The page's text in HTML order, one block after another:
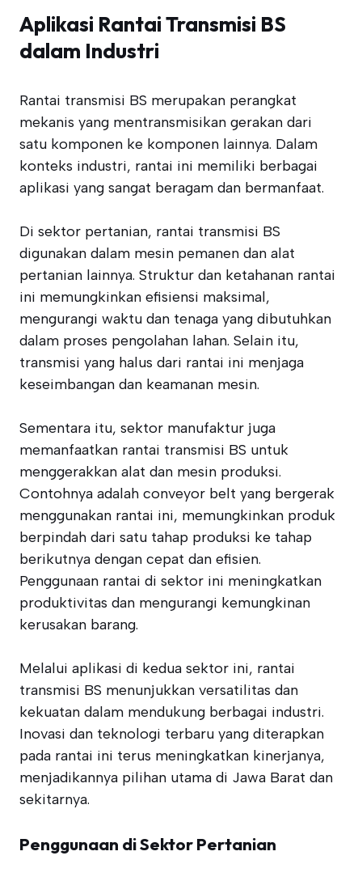
Aplikasi Rantai Transmisi BS
dalam Industri
Rantai transmisi BS merupakan perangkat
mekanis yang mentransmisikan gerakan dari
satu komponen ke komponen lainnya. Dalam
konteks industri, rantai ini memiliki berbagai
aplikasi yang sangat beragam dan bermanfaat.
Di sektor pertanian, rantai transmisi BS
digunakan dalam mesin pemanen dan alat
pertanian lainnya. Struktur dan ketahanan rantai
ini memungkinkan efisiensi maksimal,
mengurangi waktu dan tenaga yang dibutuhkan
dalam proses pengolahan lahan. Selain itu,
transmisi yang halus dari rantai ini menjaga
keseimbangan dan keamanan mesin.
Sementara itu, sektor manufaktur juga
memanfaatkan rantai transmisi BS untuk
menggerakkan alat dan mesin produksi.
Contohnya adalah conveyor belt yang bergerak
menggunakan rantai ini, memungkinkan produk
berpindah dari satu tahap produksi ke tahap
berikutnya dengan cepat dan efisien.
Penggunaan rantai di sektor ini meningkatkan
produktivitas dan mengurangi kemungkinan
kerusakan barang.
Melalui aplikasi di kedua sektor ini, rantai
transmisi BS menunjukkan versatilitas dan
kekuatan dalam mendukung berbagai industri.
Inovasi dan teknologi terbaru yang diterapkan
pada rantai ini terus meningkatkan kinerjanya,
menjadikannya pilihan utama di Jawa Barat dan
sekitarnya.
Penggunaan di Sektor Pertanian